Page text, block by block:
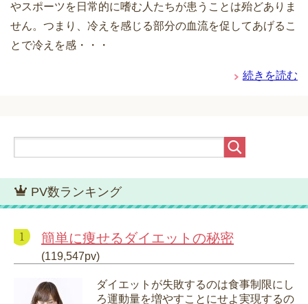
やスポーツを日常的に嗜む人たちが患うことは殆どありま
せん。つまり、冷えを感じる部分の血流を促してあげるこ
とで冷えを感・・・
続きを読む
PV数ランキング
簡単に痩せるダイエットの秘密
(119,547pv)
ダイエットが失敗するのは食事制限にし
ろ運動量を増やすことにせよ実現するの